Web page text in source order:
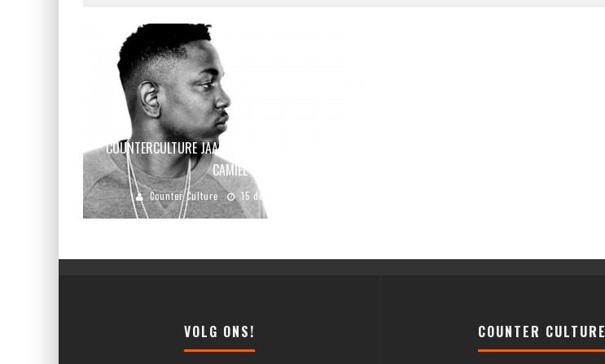
COUNTERCULTURE JAARLIJST 2015: DE KEUZE VAN
CAMIEL
Counter Culture 15 december 2015
VOLG ONS! COUNTER CULTURE